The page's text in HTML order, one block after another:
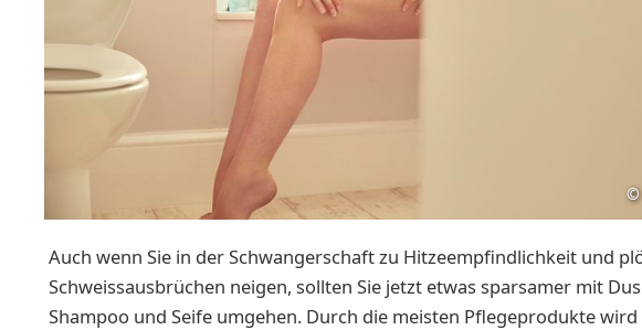
©
Auch wenn Sie in der Schwangerschaft zu Hitzeempfindlichkeit und
Schweissausbrüchen neigen, sollten Sie jetzt etwas sparsamer mit
Shampoo und Seife umgehen. Durch die meisten Pflegeprodukte wird